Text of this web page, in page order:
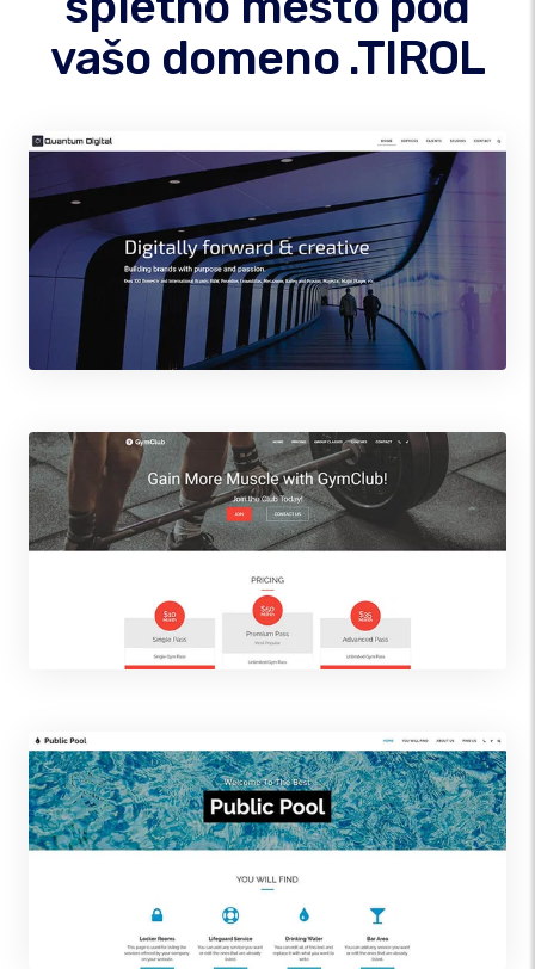
vašo domeno .TIROL